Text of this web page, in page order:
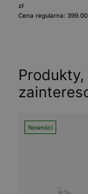
zł
Cena regularna: 399.00
Nowości